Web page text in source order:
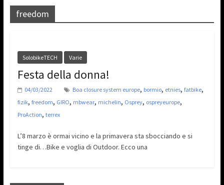
freedom
SolobikeTECH Varie
Festa della donna!
04/03/2022 Boa closure system europe, bormio, etnies, fatbike,
fizik, freedom, GIRO, mbwear, michelin, Osprey, ospreyeurope,
ProAction, terrex
L’8 marzo è ormai vicino e la primavera sta sbocciando e si
tinge di…Bike e voglia di Outdoor. Ecco una